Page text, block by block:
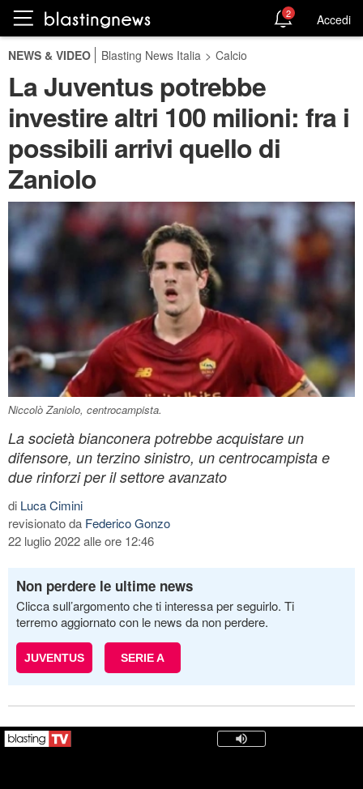
2 Accedi
NEWS & VIDEO Blasting News Italia > Calcio
La Juventus potrebbe
investire altri 100 milioni: fra i
possibili arrivi quello di
Zaniolo
Niccolò Zaniolo, centrocampista.
La società bianconera potrebbe acquistare un
difensore, un terzino sinistro, un centrocampista e
due rinforzi per il settore avanzato
di Luca Cimini
revisionato da Federico Gonzo
22 luglio 2022 alle ore 12:46
Non perdere le ultime news
Clicca sull’argomento che ti interessa per seguirlo. Ti
terremo aggiornato con le news da non perdere.
JUVENTUS SERIE A